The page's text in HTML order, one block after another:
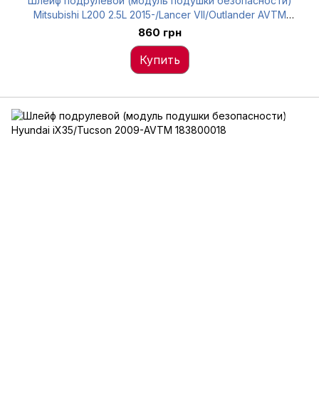
Mitsubishi L200 2.5L 2015-/Lancer VII/Outlander AVTM
183800011
860 грн
Купить